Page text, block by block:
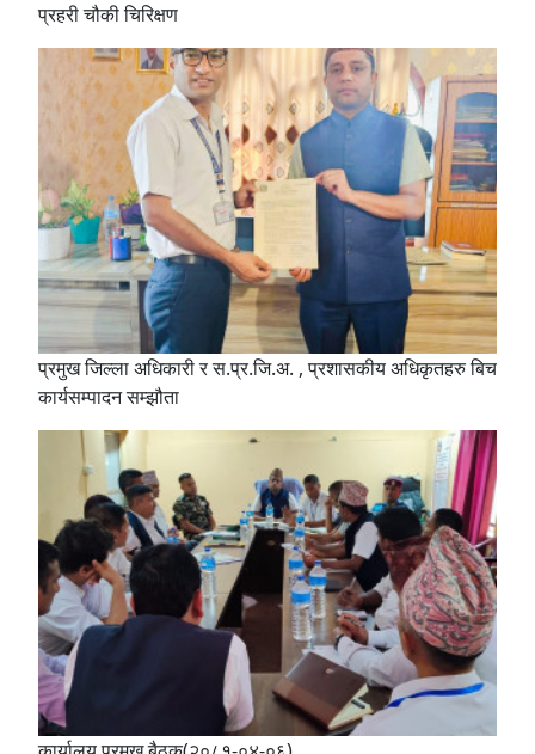
प्रहरी चौकी चिरिक्षण
प्रमुख जिल्ला अधिकारी र स.प्र.जि.अ. , प्रशासकीय अधिकृतहरु बिच
कार्यसम्पादन सम्झौता